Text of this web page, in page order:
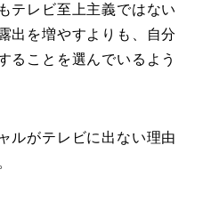
テレビ至上主義ではない
出を増やすよりも、自分
ることを選んでいるよう
ルがテレビに出ない理由